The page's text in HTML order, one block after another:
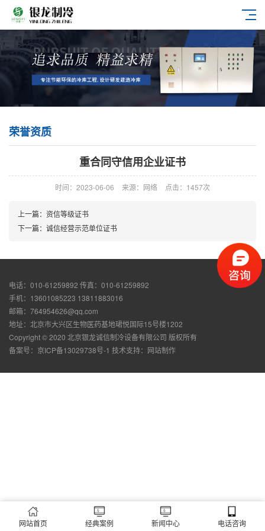
荣誉资质
重合同守信用企业证书
时间：2023-06-06 来源：网络 点击： 1457次
上一篇：资信等级证书
下一篇：诚信经营示范单位证书
电话：010-61259892 传真：010-61259892
手机：13601085223 13811883016
邮箱：764954626@qq.com
地址：北京市大兴区生物医药基地珺悦国际15号楼1202
Copyright © 2020 北京银龙诚信制冷设备有限公司 版权所有
备案号： 京ICP备13029738号-1 技术支持： 网站制作
网站首页 经典案例 新闻中心 电话咨询